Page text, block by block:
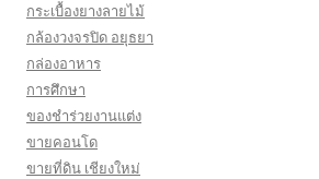
กระเบื้องยางลายไม้
กล้องวงจรปิด อยุธยา
กล่องอาหาร
การศึกษา
ของชำร่วยงานแต่ง
ขายคอนโด
ขายที่ดิน เชียงใหม่